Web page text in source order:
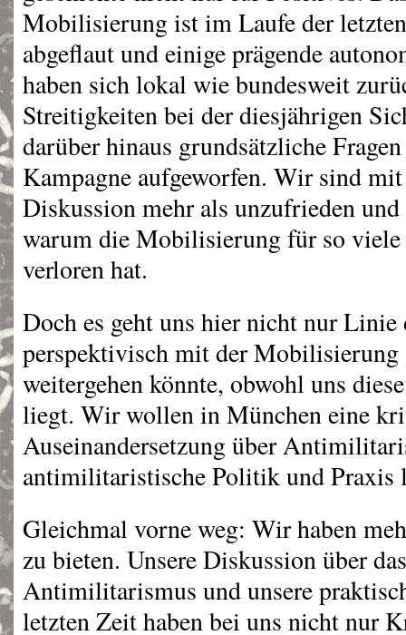
Mobilisierung ist im Laufe der
abgeflaut und einige prägende
haben sich lokal wie bundesweit
Streitigkeiten bei der diesjährigen
darüber hinaus grundsätzliche
Kampagne aufgeworfen. Wir sind
Diskussion mehr als unzufrieden
warum die Mobilisierung für so viele
verloren hat.
Doch es geht uns hier nicht nur Linie
perspektivisch mit der Mobilisierung
weitergehen könnte, obwohl uns
liegt. Wir wollen in München eine
Auseinandersetzung über
antimilitaristische Politik und Praxis
Gleichmal vorne weg: Wir haben
zu bieten. Unsere Diskussion über
Antimilitarismus und unsere
letzten Zeit haben bei uns nicht nur